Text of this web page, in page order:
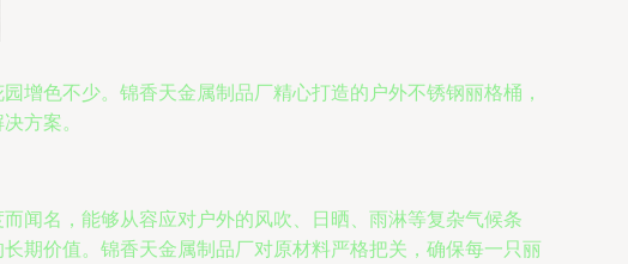
增色不少。锦香天金属制品厂精心打造的户外不锈钢丽格桶，
方案。
闻名，能够从容应对户外的风吹、日晒、雨淋等复杂气候条
期价值。锦香天金属制品厂对原材料严格把关，确保每一只丽